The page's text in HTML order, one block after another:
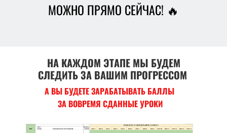
МОЖНО ПРЯМО СЕЙЧАС! 🔥
А ВЫ БУДЕТЕ ЗАРАБАТЫВАТЬ БАЛЛЫ
ЗА ВОВРЕМЯ СДАННЫЕ УРОКИ
НА КАЖДОМ ЭТАПЕ МЫ БУДЕМ
СЛЕДИТЬ ЗА ВАШИМ ПРОГРЕССОМ